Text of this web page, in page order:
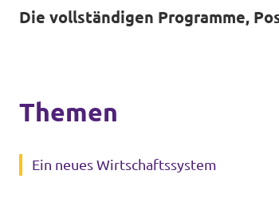
Die vollständigen Programme,
Themen
Ein neues Wirtschaftssystem